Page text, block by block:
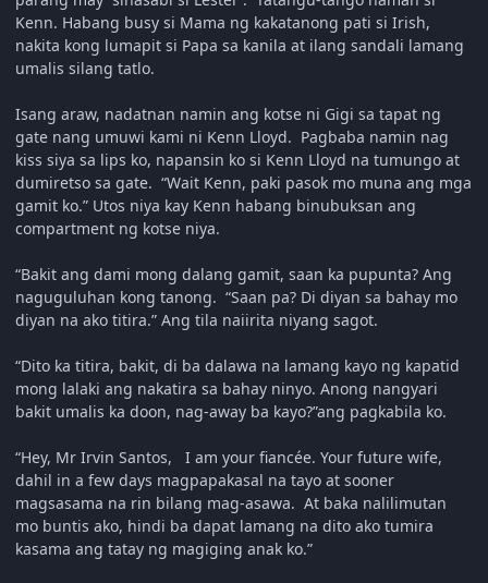
Kenn. Habang busy si Mama ng kakatanong pati si Irish,
nakita kong lumapit si Papa sa kanila at ilang sandali lamang
umalis silang tatlo.
Isang araw, nadatnan namin ang kotse ni Gigi sa tapat ng
gate nang umuwi kami ni Kenn Lloyd. Pagbaba namin nag
kiss siya sa lips ko, napansin ko si Kenn Lloyd na tumungo at
dumiretso sa gate. “Wait Kenn, paki pasok mo muna ang mga
gamit ko.” Utos niya kay Kenn habang binubuksan ang
compartment ng kotse niya.
“Bakit ang dami mong dalang gamit, saan ka pupunta? Ang
naguguluhan kong tanong. “Saan pa? Di diyan sa bahay mo
diyan na ako titira.” Ang tila naiirita niyang sagot.
“Dito ka titira, bakit, di ba dalawa na lamang kayo ng kapatid
mong lalaki ang nakatira sa bahay ninyo. Anong nangyari
bakit umalis ka doon, nag-away ba kayo?”ang pagkabila ko.
“Hey, Mr Irvin Santos, I am your fiancée. Your future wife,
dahil in a few days magpapakasal na tayo at sooner
magsasama na rin bilang mag-asawa. At baka nalilimutan
mo buntis ako, hindi ba dapat lamang na dito ako tumira
kasama ang tatay ng magiging anak ko.”